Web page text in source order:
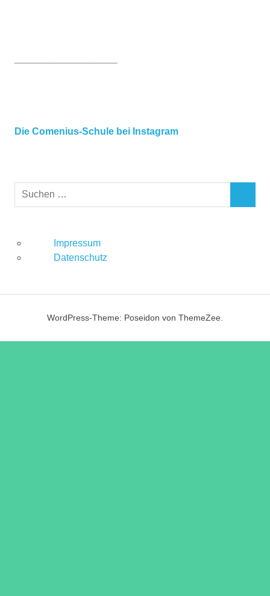
Die Comenius-Schule bei Instagram
Impressum
Datenschutz
WordPress-Theme: Poseidon von ThemeZee.